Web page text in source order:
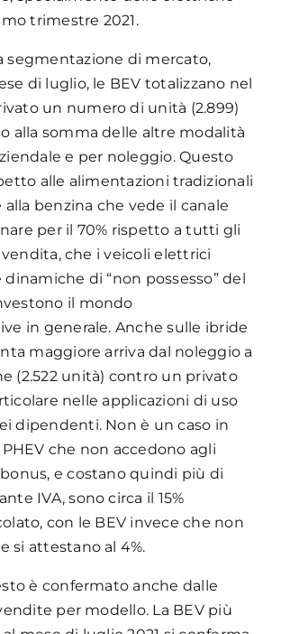
trimestre 2021.
segmentazione di mercato,
di luglio, le BEV totalizzano nel
un numero di unità (2.899)
alla somma delle altre modalità
e per noleggio. Questo
alle alimentazioni tradizionali
benzina che vede il canale
per il 70% rispetto a tutti gli
che i veicoli elettrici
dinamiche di “non possesso” del
il mondo
in generale. Anche sulle ibride
maggiore arriva dal noleggio a
(2.522 unità) contro un privato
nelle applicazioni di uso
dipendenti. Non è un caso in
che non accedono agli
e costano quindi più di
IVA, sono circa il 15%
con le BEV invece che non
si attestano al 4%.
è confermato anche dalle
per modello. La BEV più